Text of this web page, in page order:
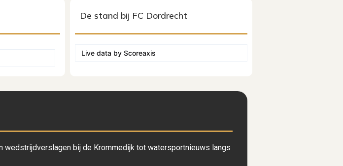
De stand bij FC Dordrecht
Live data by Scoreaxis
wedstrijdverslagen bij de Krommedijk tot watersportnieuws langs